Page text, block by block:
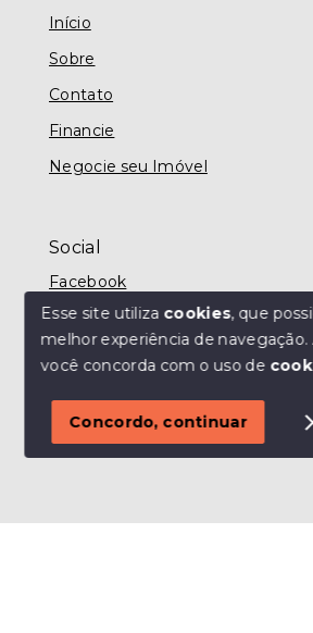
Olá! Estamos
Início
Sobre
Contato
Financie
Negocie seu Imóvel
Social
Facebook
© Copyright 2026 - MODO IMÓVEIS
SITE PARA IMOBILIARIA
Esse site utiliza cookies, que
melhor experiência de navegação.
você concorda com o uso de
Concordo, continuar